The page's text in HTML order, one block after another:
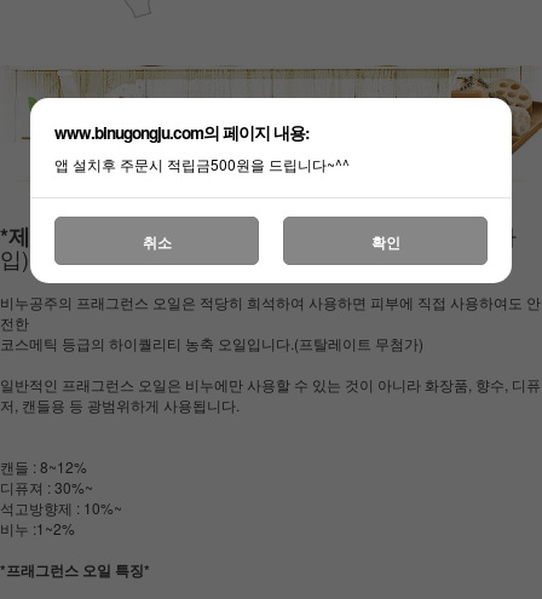
*제품설명 : 달콤하면서 사랑스러운 향 (투명한 액체타
입)
비누공주의 프래그런스 오일은 적당히 희석하여 사용하면 피부에 직접 사용하여도 안
전한
코스메틱 등급의 하이퀄리티 농축 오일입니다.(프탈레이트 무첨가)
일반적인 프래그런스 오일은 비누에만 사용할 수 있는 것이 아니라 화장품, 향수, 디퓨
저, 캔들용 등 광범위하게 사용됩니다.
캔들 : 8~12%
디퓨져 : 30%~
석고방향제 : 10%~
비누 :1~2%
*프래그런스 오일 특징*
www.binugongju.com의 페이지 내용:
앱 설치후 주문시 적립금500원을 드립니다~^^
취소 확인